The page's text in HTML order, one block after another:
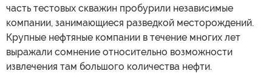
часть тестовых скважин пробурили независимые
компании, занимающиеся разведкой месторождений.
Крупные нефтяные компании в течение многих лет
выражали сомнение относительно возможности
извлечения там большого количества нефти.